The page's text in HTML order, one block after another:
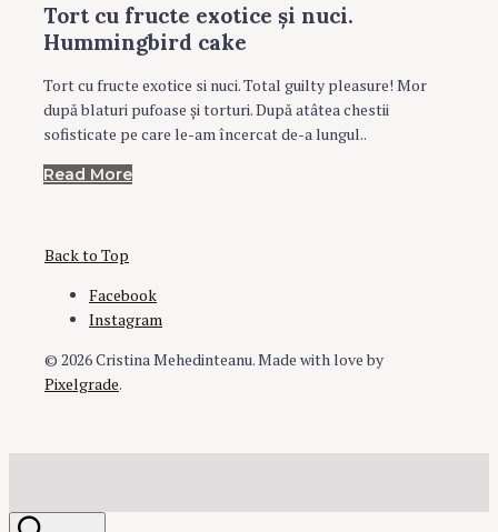
Tort cu fructe exotice şi nuci.
Hummingbird cake
Tort cu fructe exotice si nuci. Total guilty pleasure! Mor
după blaturi pufoase şi torturi. După atâtea chestii
sofisticate pe care le-am încercat de-a lungul..
Read More
Back to Top
Facebook
Instagram
© 2026 Cristina Mehedinteanu.Made with love by
Pixelgrade.